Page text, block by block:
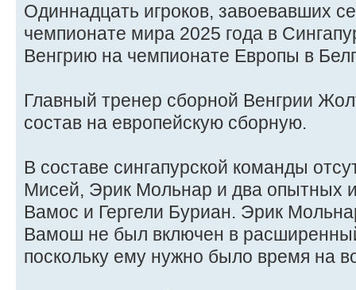
Одиннадцать игроков, завоевавших
чемпионате мира 2025 года в
Венгрию на чемпионате Европы в
Главный тренер сборной Венгрии
состав на европейскую сборную.
В составе сингапурской команды
Мисей, Эрик Мольнар и два опытных
Вамос и Гергели Буриан. Эрик
Вамош не был включен в
поскольку ему нужно было время на